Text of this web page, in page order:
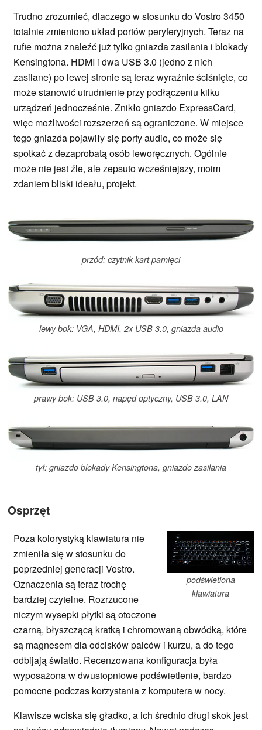
Trudno zrozumieć, dlaczego w stosunku do Vostro 3450
totalnie zmieniono układ portów peryferyjnych. Teraz na
rufie można znaleźć już tylko gniazda zasilania i blokady
Kensingtona. HDMI i dwa USB 3.0 (jedno z nich
zasilane) po lewej stronie są teraz wyraźnie ściśnięte, co
może stanowić utrudnienie przy podłączeniu kilku
urządzeń jednocześnie. Znikło gniazdo ExpressCard,
więc możliwości rozszerzeń są ograniczone. W miejsce
tego gniazda pojawiły się porty audio, co może się
spotkać z dezaprobatą osób leworęcznych. Ogólnie
może nie jest źle, ale zepsuto wcześniejszy, moim
zdaniem bliski ideału, projekt.
przód: czytnik kart pamięci
lewy bok: VGA, HDMI, 2x USB 3.0, gniazda audio
prawy bok: USB 3.0, napęd optyczny, USB 3.0, LAN
tył: gniazdo blokady Kensingtona, gniazdo zasilania
Osprzęt
podświetlona
klawiatura
Poza kolorystyką klawiatura nie
zmieniła się w stosunku do
poprzedniej generacji Vostro.
Oznaczenia są teraz trochę
bardziej czytelne. Rozrzucone
niczym wysepki płytki są otoczone
czarną, błyszczącą kratką i chromowaną obwódką, które
są magnesem dla odcisków palców i kurzu, a do tego
odbijają światło. Recenzowana konfiguracja była
wyposażona w dwustopniowe podświetlenie, bardzo
pomocne podczas korzystania z komputera w nocy.
Klawisze wciska się gładko, a ich średnio długi skok jest